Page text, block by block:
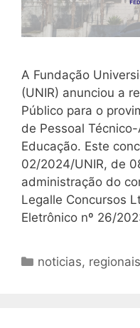
A Fundação
(UNIR) anunciou a
Público para o
de Pessoal
Educação. Este
02/2024/UNIR, de
administração do
Legalle Concursos
Eletrônico nº 26/
Categorias
noticias, regionais